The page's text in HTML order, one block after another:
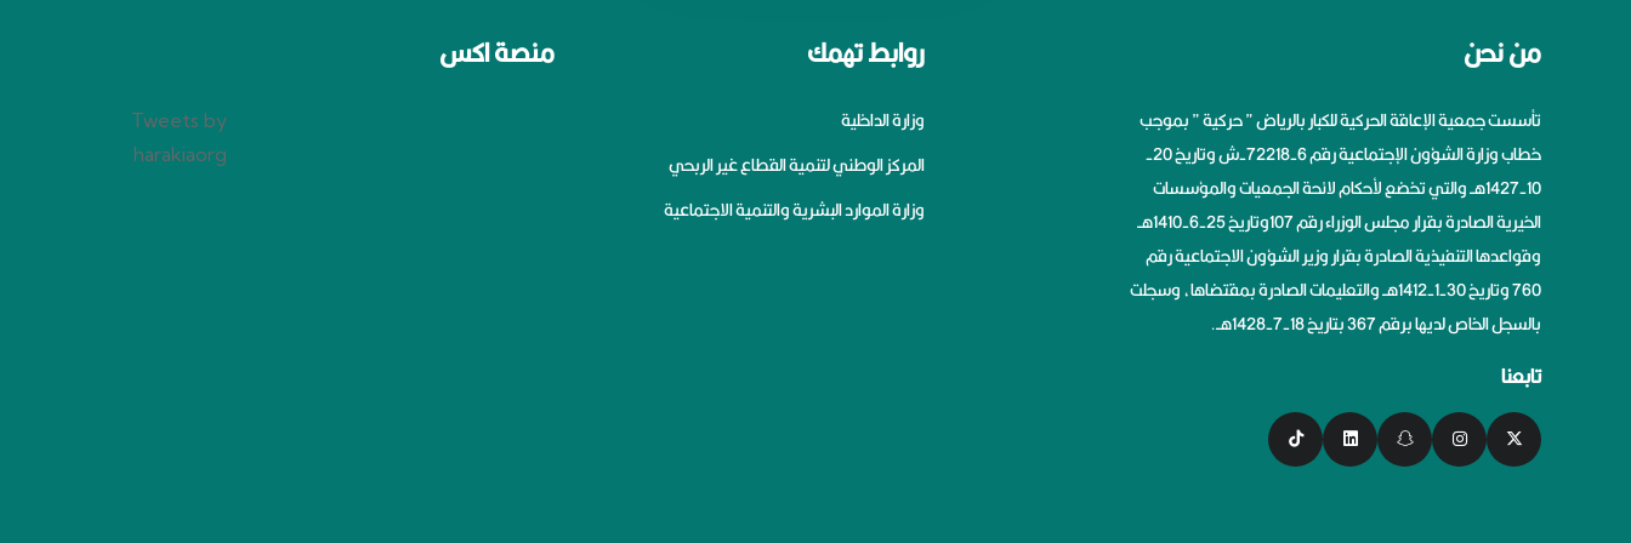
من نحن
تأسست جمعية الإعاقة الحركية للكبار بالرياض ” حركية ” بموجب
خطاب وزارة الشؤون الإجتماعية رقم 6-72218-ش وتاريخ 20-
10-1427هــ والتي تخضع لأحكام لائحة الجمعيات والمؤسسات
الخيرية الصادرة بقرار مجلس الوزراء رقم 107وتاريخ 25-6-1410هــ
وقواعدها التنفيذية الصادرة بقرار وزير الشؤون الاجتماعية رقم
760 وتاريخ 30-1-1412هــ والتعليمات الصادرة بمقتضاها، وسجلت
بالسجل الخاص لديها برقم 367 بتاريخ 18-7-1428هــ.
تابعنا
روابط تهمك
وزارة الداخلية
المركز الوطني لتنمية القطاع غير الربحي
وزارة الموارد البشرية والتنمية الاجتماعية
منصة اكس
Tweets by
harakiaorg